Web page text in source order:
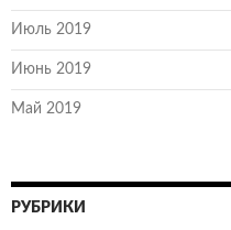
Июль 2019
Июнь 2019
Май 2019
РУБРИКИ